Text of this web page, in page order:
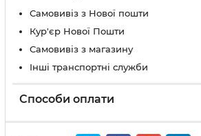
Самовивіз з Нової пошти
Кур'єр Нової Пошти
Самовивіз з магазину
Інші транспортні служби
Способи оплати